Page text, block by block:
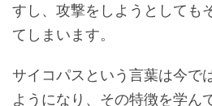
すし、攻撃をしようとしても
てしまいます。
サイコパスという言葉は今で
ようになり、その特徴を学ん